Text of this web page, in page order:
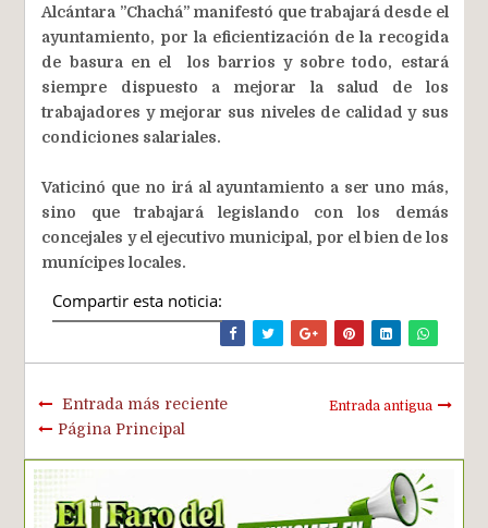
Alcántara ”Chachá” manifestó que trabajará desde el
ayuntamiento, por la eficientización de la recogida
de basura en el los barrios y sobre todo, estará
siempre dispuesto a mejorar la salud de los
trabajadores y mejorar sus niveles de calidad y sus
condiciones salariales.
Vaticinó que no irá al ayuntamiento a ser uno más,
sino que trabajará legislando con los demás
concejales y el ejecutivo municipal, por el bien de los
munícipes locales.
Compartir esta noticia:
Entrada más reciente Entrada antigua
Página Principal